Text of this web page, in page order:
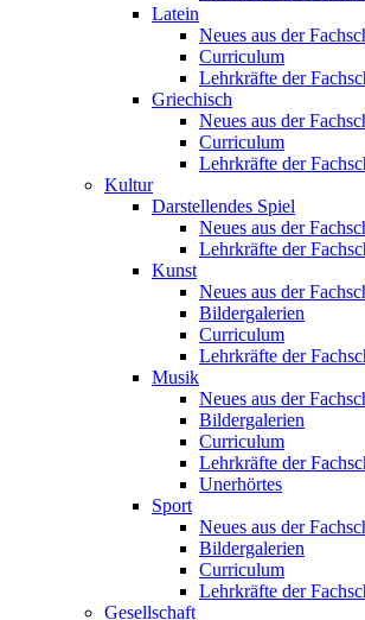
Latein
Neues aus der
Curriculum
Lehrkräfte der
Griechisch
Neues aus der
Curriculum
Lehrkräfte der
Kultur
Darstellendes Spiel
Neues aus der
Lehrkräfte der
Kunst
Neues aus der
Bildergalerien
Curriculum
Lehrkräfte der
Musik
Neues aus der
Bildergalerien
Curriculum
Lehrkräfte der
Unerhörtes
Sport
Neues aus der
Bildergalerien
Curriculum
Lehrkräfte der
Gesellschaft